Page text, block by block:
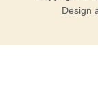
Design